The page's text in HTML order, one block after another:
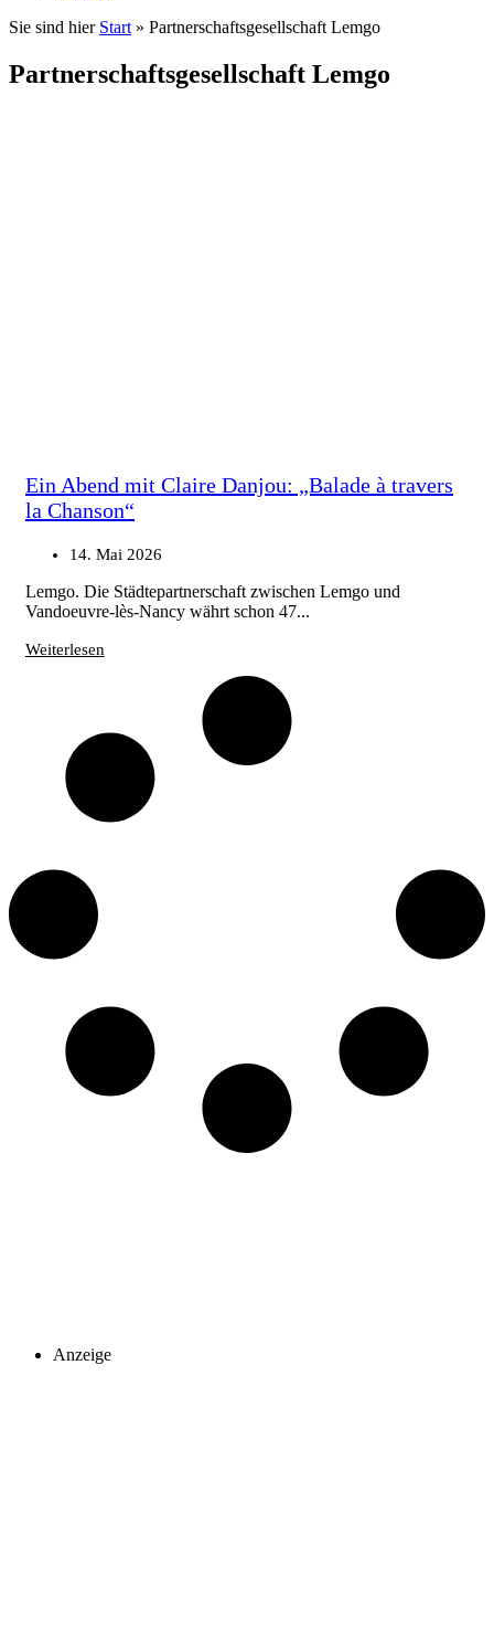
Sie sind hier Start » Partnerschaftsgesellschaft Lemgo
Partnerschaftsgesellschaft Lemgo
Ein Abend mit Claire Danjou: „Balade à travers
la Chanson“
14. Mai 2026
Lemgo. Die Städtepartnerschaft zwischen Lemgo und
Vandoeuvre-lès-Nancy währt schon 47...
Weiterlesen
Anzeige